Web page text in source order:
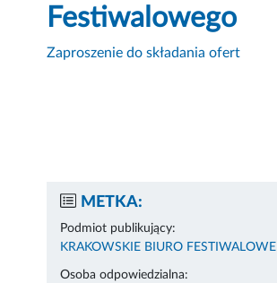
Festiwalowego
Zaproszenie do składania ofert
METKA:
Podmiot publikujący:
KRAKOWSKIE BIURO FESTIWALOWE
Osoba odpowiedzialna: